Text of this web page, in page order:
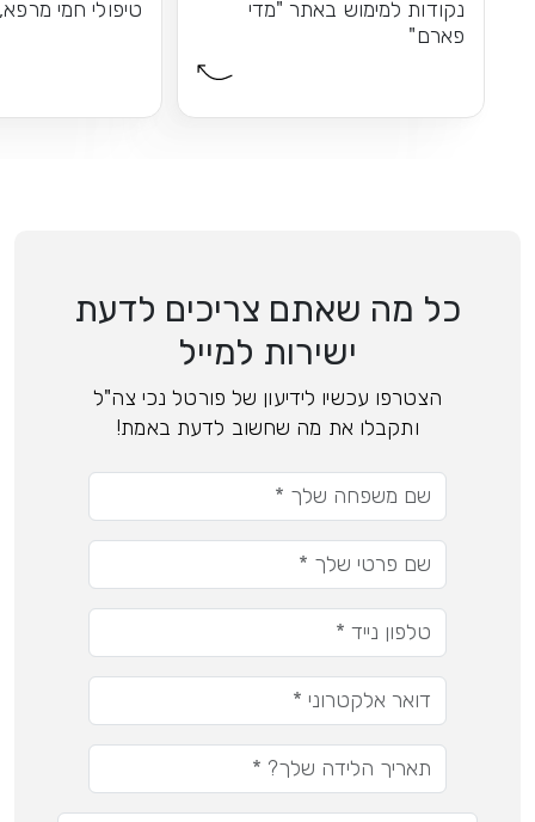
נקודות למימוש באתר "מדי
פארם"
טיפולי חמי
כל מה שאתם צריכים לדעת
ישירות למייל
הצטרפו עכשיו לידיעון של פורטל נכי צה"ל
ותקבלו את מה שחשוב לדעת באמת!